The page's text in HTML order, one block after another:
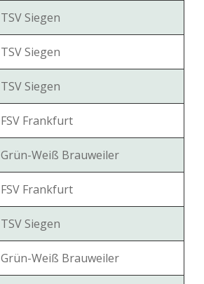
TSV Siegen
TSV Siegen
TSV Siegen
FSV Frankfurt
Grün-Weiß Brauweiler
FSV Frankfurt
TSV Siegen
Grün-Weiß Brauweiler